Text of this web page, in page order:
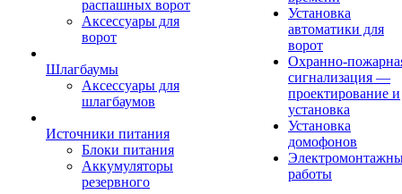
распашных ворот
Аксессуары для
ворот
Шлагбаумы
Аксессуары для
шлагбаумов
Источники питания
Блоки питания
Аккумуляторы
резервного
Установка
автоматики для
ворот
Охранно-
сигнализация —
проектирование и
установка
Установка
домофонов
работы